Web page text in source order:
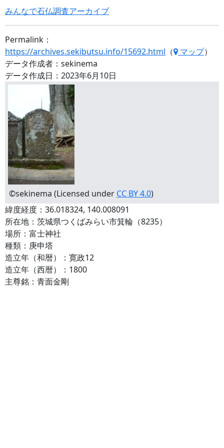
みんなで石仏調査アーカイブ
Permalink：
https://archives.sekibutsu.info/15692.html （ マップ）
データ作成者：sekinema
データ作成日：2023年6月10日
©sekinema (Licensed under CC BY 4.0)
緯度経度：36.018324, 140.008091
所在地：茨城県つくばみらい市箕輪（8235）
場所：富士神社
種類：庚申塔
造立年（和暦）：寛政12
造立年（西暦）：1800
主尊銘：青面金剛